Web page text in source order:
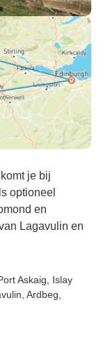
je bij
optioneel
en
Lagavulin en
Askaig , Islay
, Ardbeg